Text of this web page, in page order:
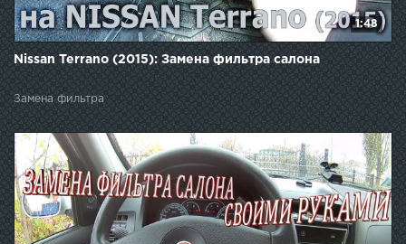
1:48
Nissan Terrano (2015): Замена фильтра салона
Замена фильтра